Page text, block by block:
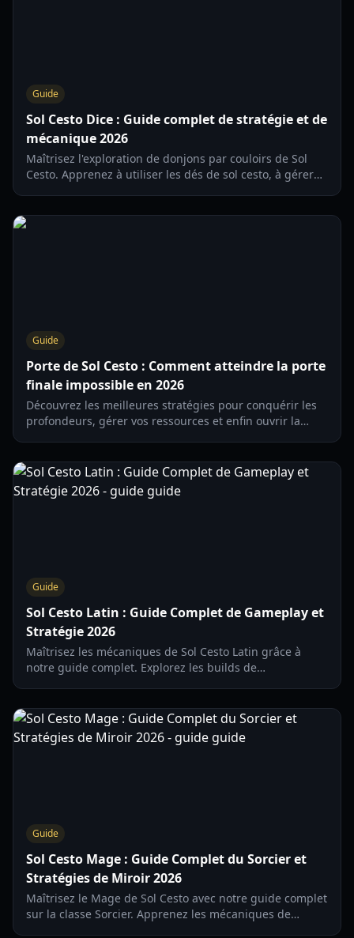
Guide
Sol Cesto Dice : Guide complet de stratégie et de
mécanique 2026
Maîtrisez l'exploration de donjons par couloirs de Sol
Cesto. Apprenez à utiliser les dés de sol cesto, à gérer
Guide
Porte de Sol Cesto : Comment atteindre la porte
finale impossible en 2026
Découvrez les meilleures stratégies pour conquérir les
profondeurs, gérer vos ressources et enfin ouvrir la
Guide
Sol Cesto Latin : Guide Complet de Gameplay et
Stratégie 2026
Maîtrisez les mécaniques de Sol Cesto Latin grâce à
notre guide complet. Explorez les builds de
Guide
Sol Cesto Mage : Guide Complet du Sorcier et
Stratégies de Miroir 2026
Maîtrisez le Mage de Sol Cesto avec notre guide complet
sur la classe Sorcier. Apprenez les mécaniques de